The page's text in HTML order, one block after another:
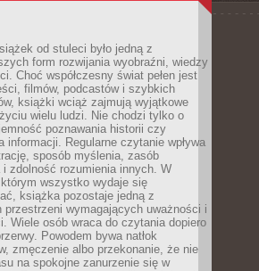
od stuleci było jedną z
form rozwijania wyobraźni, wiedzy
Choć współczesny świat pełen jest
filmów, podcastów i szybkich
książki wciąż zajmują wyjątkowe
wielu ludzi. Nie chodzi tylko o
poznawania historii czy
informacji. Regularne czytanie wpływa
sposób myślenia, zasób
i zdolność rozumienia innych. W
wszystko wydaje się
książka pozostaje jedną z
przestrzeni wymagających uważności i
Wiele osób wraca do czytania dopiero
Powodem bywa natłok
zmęczenie albo przekonanie, że nie
na spokojne zanurzenie się w